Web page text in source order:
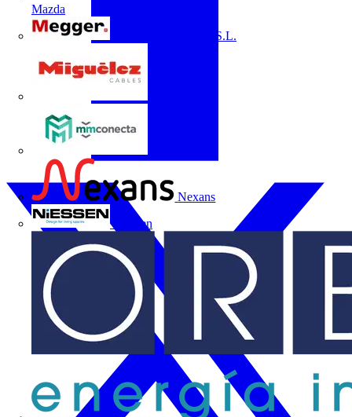
Mazda
Megger Instruments S.L.
Nexans
Niessen